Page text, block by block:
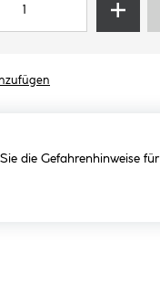
die Gefahrenhinweise für